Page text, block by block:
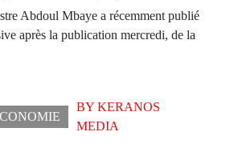
Abdoul Mbaye a récemment publié
après la publication mercredi, de la
BY KERANOS
MEDIA